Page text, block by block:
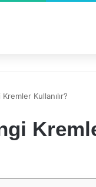
Kullanılır?